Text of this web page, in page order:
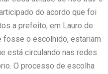
do acordo que foi
a prefeito, em Lauro de
fosse o escolhido, estariam
está circulando nas redes
O processo de escolha